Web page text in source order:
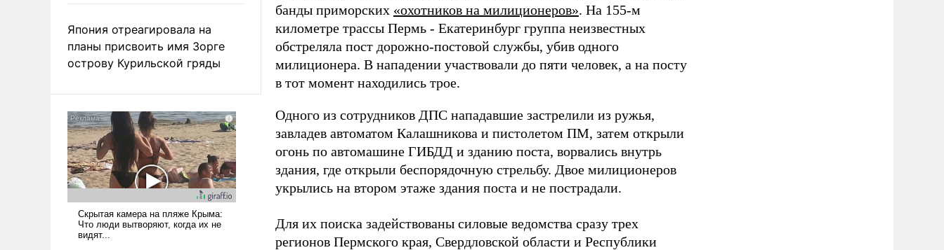
Япония отреагировала на
планы присвоить имя Зорге
острову Курильской гряды
банды приморских «охотников на милиционеров». На 155-м
километре трассы Пермь - Екатеринбург группа неизвестных
обстреляла пост дорожно-постовой службы, убив одного
милиционера. В нападении участвовали до пяти человек, а на посту
в тот момент находились трое.
Одного из сотрудников ДПС нападавшие застрелили из ружья,
завладев автоматом Калашникова и пистолетом ПМ, затем открыли
огонь по автомашине ГИБДД и зданию поста, ворвались внутрь
здания, где открыли беспорядочную стрельбу. Двое милиционеров
укрылись на втором этаже здания поста и не пострадали.
Для их поиска задействованы силовые ведомства сразу трех
регионов Пермского края, Свердловской области и Республики